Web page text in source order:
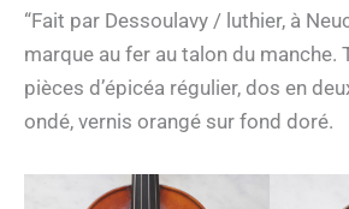
“Fait par Dessoulavy / luthier, à
marque au fer au talon du manche.
pièces d’épicéa régulier, dos en
ondé, vernis orangé sur fond doré.